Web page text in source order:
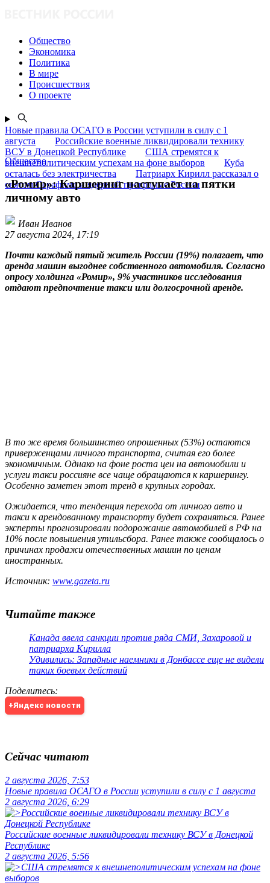
Общество
Экономика
Политика
В мире
Происшествия
О проекте
Новые правила ОСАГО в России уступили в силу с 1
августа
Российские военные ликвидировали технику
ВСУ в Донецкой Республике
США стремятся к
внешнеполитическим успехам на фоне выборов
Куба
осталась без электричества
Патриарх Кирилл рассказал о
святом Серафиме и ядерной программе России
Общество
«Ромир»: Каршеринг наступает на пятки
личному авто
Иван Иванов
27 августа 2024, 17:19
Почти каждый пятый житель России (19%) полагает, что
аренда машин выгоднее собственного автомобиля. Согласно
опросу холдинга «Ромир», 9% участников исследования
отдают предпочтение такси или долгосрочной аренде.
В то же время большинство опрошенных (53%) остаются
приверженцами личного транспорта, считая его более
экономичным. Однако на фоне роста цен на автомобили и
услуги такси россияне все чаще обращаются к каршерингу.
Особенно заметен этот тренд в крупных городах.
Ожидается, что тенденция перехода от личного авто и
такси к арендованному транспорту будет сохраняться. Ранее
эксперты прогнозировали подорожание автомобилей в РФ на
10% после повышения утильсбора. Ранее также сообщалось о
причинах продажи отечественных машин по ценам
иностранных.
Источник: www.gazeta.ru
Читайте также
Канада ввела санкции против ряда СМИ, Захаровой и
патриарха Кирилла
Удивились: Западные наемники в Донбассе еще не видели
таких боевых действий
Поделитесь:
+Яндекс новости
Сейчас читают
2 августа 2026, 7:53
Новые правила ОСАГО в России уступили в силу с 1 августа
2 августа 2026, 6:29
Российские военные ликвидировали технику ВСУ в Донецкой
Республике
2 августа 2026, 5:56